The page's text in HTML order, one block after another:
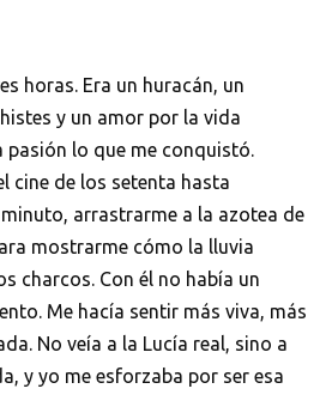
horas. Era un huracán, un
y un amor por la vida
pasión lo que me conquistó.
cine de los setenta hasta
arrastrarme a la azotea de
mostrarme cómo la lluvia
charcos. Con él no había un
Me hacía sentir más viva, más
No veía a la Lucía real, sino a
y yo me esforzaba por ser esa